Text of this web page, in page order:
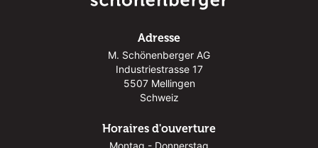
Adresse
M. Schönenberger AG
Industriestrasse 17
5507 Mellingen
Schweiz
Horaires d'ouverture
Montag - Donnerstag